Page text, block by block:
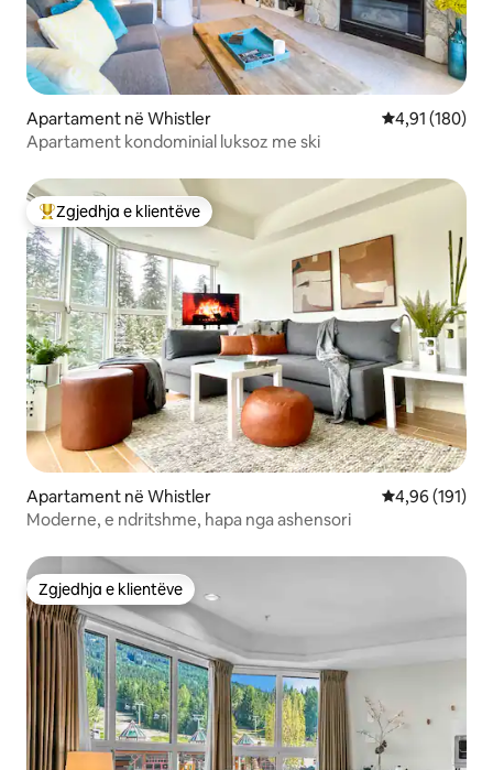
Apartament në Whistler Vlerësimi
4,91 (180)
Apartament kondominial luksoz me ski
Më të mirat e zgjedhjeve të klientëve
Zgjedhja e klientëve
Apartament në Whistler Vlerësimi
4,96 (191)
Moderne, e ndritshme, hapa nga ashensori
Zgjedhja e klientëve
Zgjedhja e klientëve